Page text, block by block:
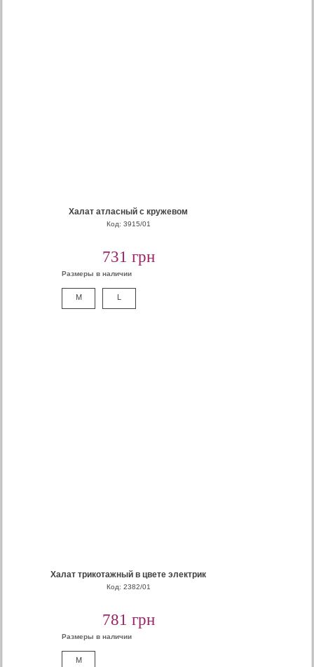
Халат атласный с кружевом
Код: 3915/01
731 грн
Размеры в наличии
M L
Халат трикотажный в цвете электрик
Код: 2382/01
781 грн
Размеры в наличии
M